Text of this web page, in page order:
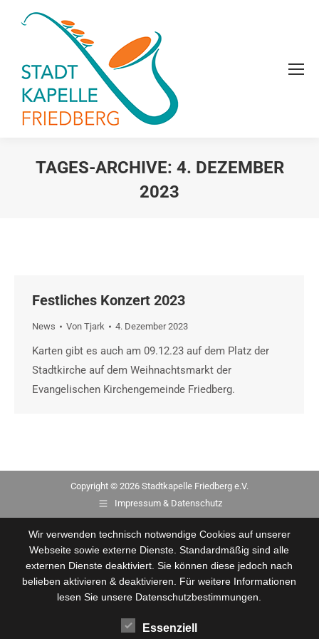
TAGES-ARCHIVE: 4. DEZEMBER
2023
Festliches Konzert 2023
News Von Tjark 4. Dezember 2023
Karten gibt es auch am 09.12.23 auf dem Platz der
Stadtkirche auf dem Weihnachtsmarkt der
Evangelischen Kirchengemeinde Friedberg.
Copyright © 2026 Stadtkapelle Friedberg e.V.
Impressum & Datenschutz
Wir verwenden technisch notwendige Cookies auf unserer
Webseite sowie externe Dienste. Standardmäßig sind alle
externen Dienste deaktiviert. Sie können diese jedoch nach
belieben aktivieren & deaktivieren. Für weitere Informationen
lesen Sie unsere Datenschutzbestimmungen.
Essenziell